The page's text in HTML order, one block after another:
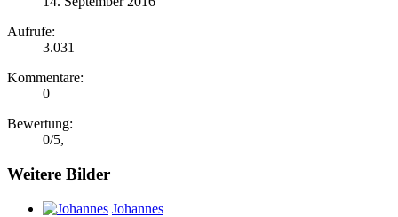
Aufrufe:
3.031
Kommentare:
0
Bewertung:
0/5,
Weitere Bilder
Johannes